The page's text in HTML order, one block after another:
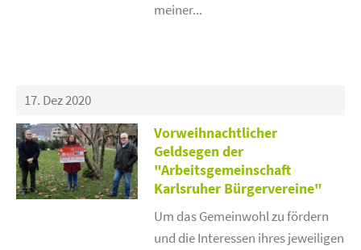
meiner...
17. Dez 2020
Vorweihnachtlicher
Geldsegen der
"Arbeitsgemeinschaft
Karlsruher Bürgervereine"
Um das Gemeinwohl zu fördern
und die Interessen ihres jeweiligen